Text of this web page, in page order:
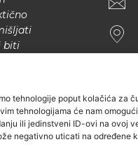
tehnologije poput kolačića za
tehnologijama će nam
ili jedinstveni ID-ovi na ovoj
negativno uticati na određene
biti